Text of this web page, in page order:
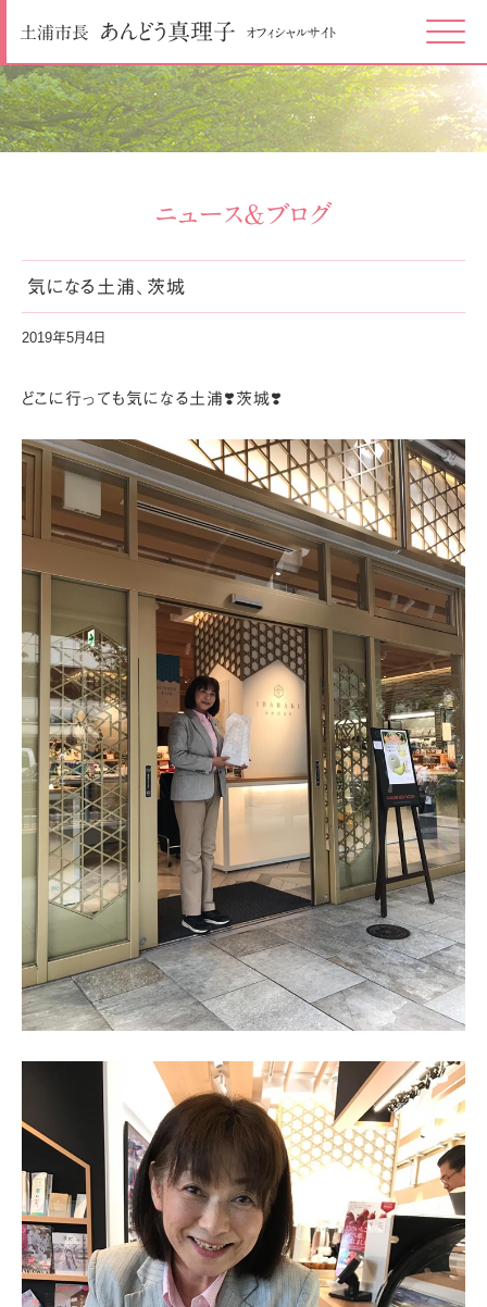
土浦市長 あんどう真理子 オフィシャルサイト Click
ニュース＆ブログ
気になる土浦、茨城
2019年5月4日
どこに行っても気になる土浦❣️茨城❣️